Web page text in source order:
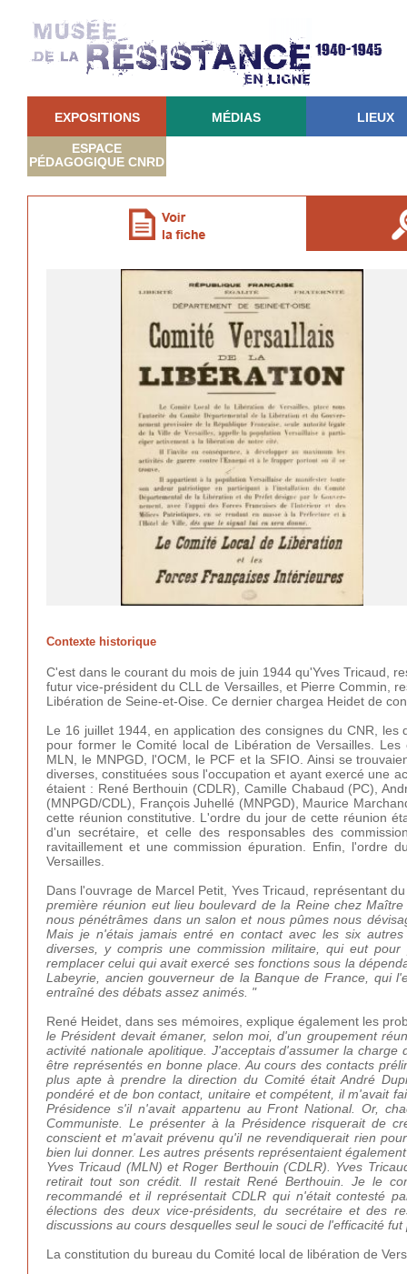
EXPOSITIONS MÉDIAS LIEUX
ESPACE
PÉDAGOGIQUE CNRD
Contexte historique
C'est dans le courant du mois de juin 1944 qu'Yves Tricaud,
futur vice-président du CLL de Versailles, et Pierre Commin,
Libération de Seine-et-Oise. Ce dernier chargea Heidet de
Le 16 juillet 1944, en application des consignes du CNR,
pour former le Comité local de Libération de Versailles.
MLN, le MNPGD, l'OCM, le PCF et la SFIO. Ainsi se
diverses, constituées sous l'occupation et ayant exercé une
étaient : René Berthouin (CDLR), Camille Chabaud (PC),
(MNPGD/CDL), François Juhellé (MNPGD), Maurice
cette réunion constitutive. L'ordre du jour de cette réunion
d'un secrétaire, et celle des responsables des
ravitaillement et une commission épuration. Enfin, l'ordre
Versailles.
Dans l'ouvrage de Marcel Petit, Yves Tricaud, représentant
première réunion eut lieu boulevard de la Reine chez
nous pénétrâmes dans un salon et nous pûmes nous
Mais je n'étais jamais entré en contact avec les six
diverses, y compris une commission militaire, qui eut
remplacer celui qui avait exercé ses fonctions sous la
Labeyrie, ancien gouverneur de la Banque de France, qui
entraîné des débats assez animés. "
René Heidet, dans ses mémoires, explique également les
le Président devait émaner, selon moi, d'un groupement
activité nationale apolitique. J'acceptais d'assumer la
être représentés en bonne place. Au cours des contacts
plus apte à prendre la direction du Comité était André
pondéré et de bon contact, unitaire et compétent, il m'avait
Présidence s'il n'avait appartenu au Front National. Or,
Communiste. Le présenter à la Présidence risquerait de
conscient et m'avait prévenu qu'il ne revendiquerait rien
bien lui donner. Les autres présents représentaient
Yves Tricaud (MLN) et Roger Berthouin (CDLR). Yves
retirait tout son crédit. Il restait René Berthouin. Je le
recommandé et il représentait CDLR qui n'était contesté
élections des deux vice-présidents, du secrétaire et des
discussions au cours desquelles seul le souci de l'efficacité
La constitution du bureau du Comité local de libération de